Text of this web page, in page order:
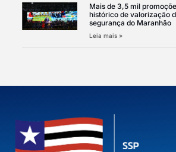
Mais de 3,5 mil
histórico de valorização
segurança do Maranhão
Leia mais »